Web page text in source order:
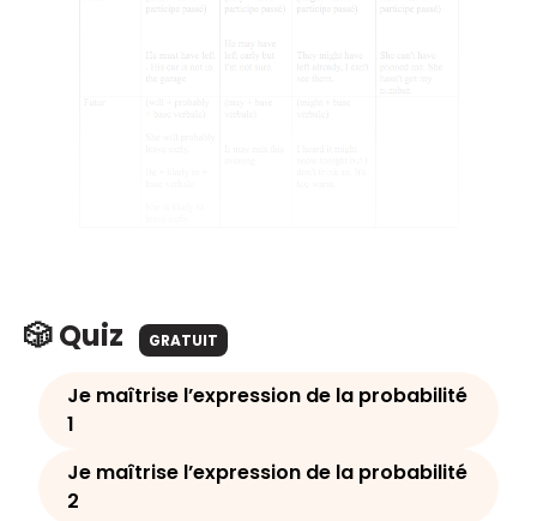
🎲 Quiz GRATUIT
Je maîtrise l’expression de la probabilité
1
Je maîtrise l’expression de la probabilité
2